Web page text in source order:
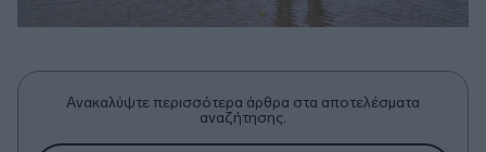
Ανακαλύψτε περισσότερα άρθρα στα αποτελέσματα
αναζήτησης.